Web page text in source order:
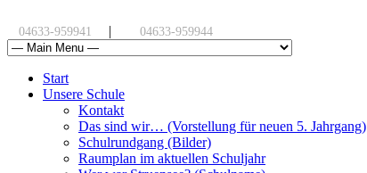
04633-959941 | 04633-959944
Start
Unsere Schule
Kontakt
Das sind wir… (Vorstellung für neuen 5. Jahrgang)
Schulrundgang (Bilder)
Raumplan im aktuellen Schuljahr